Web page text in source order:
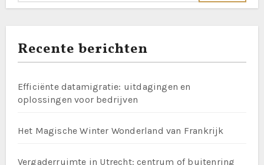
Recente berichten
Efficiënte datamigratie: uitdagingen en
oplossingen voor bedrijven
Het Magische Winter Wonderland van Frankrijk
Vergaderruimte in Utrecht: centrum of buitenring